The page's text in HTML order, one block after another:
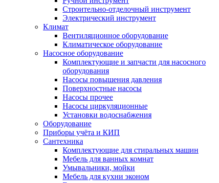
Строительно-отделочный инструмент
Электрический инструмент
Климат
Вентиляционное оборудование
Климатическое оборудование
Насосное оборудование
Комплектующие и запчасти для насосного
оборудования
Насосы повышения давления
Поверхностные насосы
Насосы прочее
Насосы циркуляционные
Установки водоснабжения
Оборудование
Приборы учёта и КИП
Сантехника
Комплектующие для стиральных машин
Мебель для ванных комнат
Умывальники, мойки
Мебель для кухни эконом